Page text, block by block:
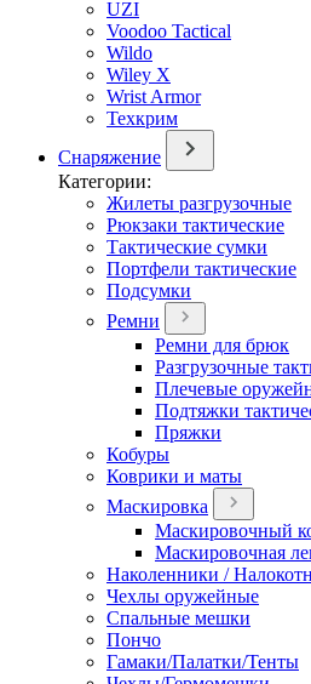
UZI
Voodoo Tactical
Wildo
Wiley X
Wrist Armor
Техкрим
Снаряжение
Категории:
Жилеты разгрузочные
Рюкзаки тактические
Тактические сумки
Портфели тактические
Подсумки
Ремни
Ремни для брюк
Разгрузочные
Плечевые
Подтяжки
Пряжки
Кобуры
Коврики и маты
Маскировка
Маскировочный
Маскировочная
Наколенники /
Чехлы оружейные
Спальные мешки
Пончо
Гамаки/Палатки/Тенты